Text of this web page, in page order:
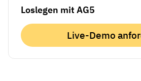
Loslegen mit AG5
Live-Demo